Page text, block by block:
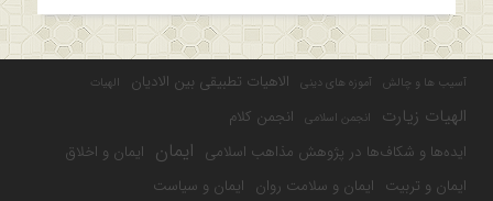
آسیب ها و چالش آموزه های دینی الاهیات تطبیقی بین الادیان الهیات
الهیات زیارت انجمن اسلامی
انجمن کلام
ایده‌ها و شکاف‌ها در پژوهش مذاهب اسلامی ایمان ایمان و اخلاق
ایمان و تربیت ایمان و سلامت روان ایمان و سیاست